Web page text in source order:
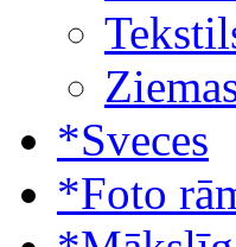
*Sveces
*Foto